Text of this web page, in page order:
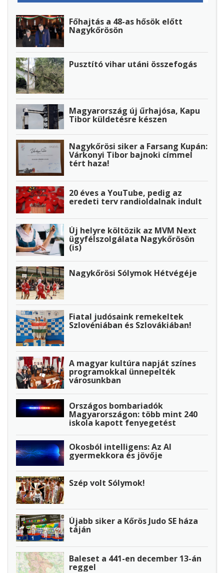
Főhajtás a 48-as hősök előtt
Nagykőrösön
Pusztító vihar utáni összefogás
Magyarország új űrhajósa, Kapu
Tibor küldetésre készen
Nagykőrösi siker a Farsang Kupán:
Várkonyi Tibor bajnoki címmel
tért haza!
20 éves a YouTube, pedig az
eredeti terv randioldalnak indult
Új helyre költözik az MVM Next
ügyfélszolgálata Nagykőrösön
(is)
Nagykőrösi Sólymok Hétvégéje
Fiatal judósaink remekeltek
Szlovéniában és Szlovákiában!
A magyar kultúra napját színes
programokkal ünnepelték
városunkban
Országos bombariadók
Magyarországon: több mint 240
iskola kapott fenyegetést
Okosból intelligens: Az AI
gyermekkora és jövője
Szép volt Sólymok!
Újabb siker a Kőrös Judo SE háza
táján
Baleset a 441-en december 13-án
reggel